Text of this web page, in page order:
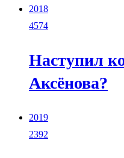
2018
4574
Наступил
Аксёнова?
2019
2392